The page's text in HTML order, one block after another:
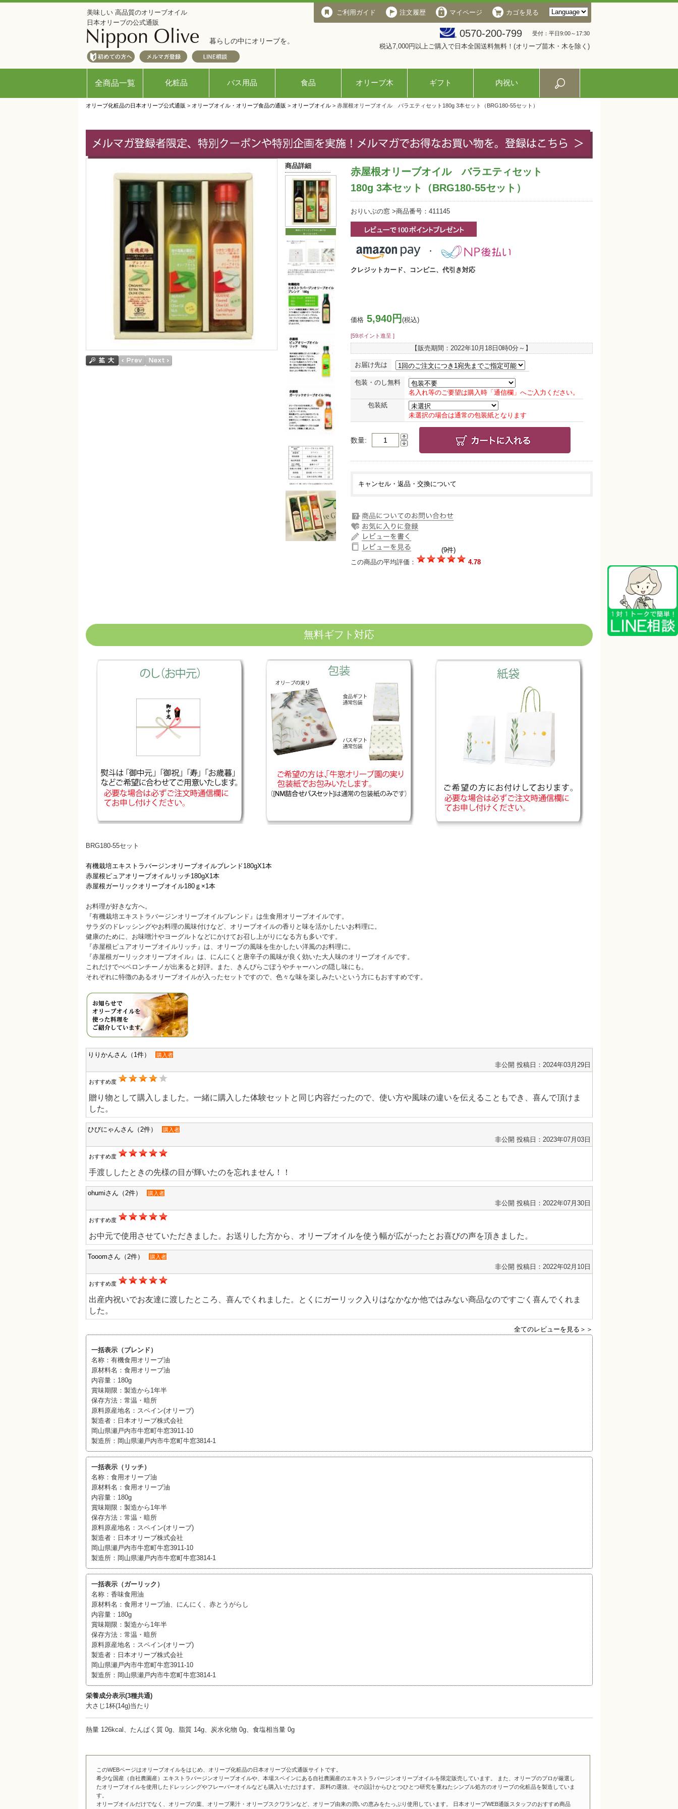
美味しい 高品質のオリーブオイル
日本オリーブの公式通販
暮らしの中にオリーブを。
ご利用ガイド 注文履歴 マイページ カゴを見る
0570-200-799 受付：平日9:00～17:30
税込7,000円以上ご購入で日本全国送料無料！(オリーブ苗木・木を除く)
全商品一覧 化粧品 バス用品 食品 オリーブ木 ギフト 内祝い
オリーブ化粧品の日本オリーブ公式通販 > オリーブオイル・オリーブ食品の通販 > オリーブオイル> 赤屋根オリーブオイル バラエティセット180g 3本セット（BRG180-55セット）
赤屋根オリーブオイル バラエティセット
180g 3本セット（BRG180-55セット）
おりいぶの窓 >商品番号：411145
クレジットカード、コンビニ、代引き対応
価格 5,940円 (税込)
[59ポイント進呈 ]
【販売期間： 2022年10月18日0時0分 ～】
お届け先は
包装・のし無料
名入れ等のご要望は購入時「通信欄」へご入力ください。
包装紙
未選択の場合は通常の包装紙となります
数量
キャンセル・返品・交換について
(9件)
この商品の平均評価：
4.78
商品詳細
無料ギフト対応
BRG180-55セット
有機栽培エキストラバージンオリーブオイルブレンド180gX1本
赤屋根ピュアオリーブオイルリッチ180gX1本
赤屋根ガーリックオリーブオイル180ｇ×1本
お料理が好きな方へ。
『有機栽培エキストラバージンオリーブオイルブレンド』は生食用オリーブオイルです。
サラダのドレッシングやお料理の風味付けなど、オリーブオイルの香りと味を活かしたいお料理に。
健康のために、お味噌汁やヨーグルトなどにかけてお召し上がりになる方も多いです。
『赤屋根ピュアオリーブオイルリッチ』は、オリーブの風味を生かしたい洋風のお料理に。
『赤屋根ガーリックオリーブオイル』は、にんにくと唐辛子の風味が良く効いた大人味のオリーブオイルです。
これだけでぺペロンチーノが出来ると好評。また、きんぴらごぼうやチャーハンの隠し味にも。
それぞれに特徴のあるオリーブオイルが入ったセットですので、色々な味を楽しみたいという方にもおすすめです。
りりかんさん（1件） 購入者
非公開 投稿日：2024年03月29日
おすすめ度
贈り物として購入しました。一緒に購入した体験セットと同じ内容だったので、使い方や風味の違いを伝えることもでき、喜んで頂けま
した。
ひびにゃんさん（2件） 購入者
非公開 投稿日：2023年07月03日
おすすめ度
手渡ししたときの先様の目が輝いたのを忘れません！！
ohumiさん（2件） 購入者
非公開 投稿日：2022年07月30日
おすすめ度
お中元で使用させていただきました。お送りした方から、オリーブオイルを使う幅が広がったとお喜びの声を頂きました。
Tooomさん（2件） 購入者
非公開 投稿日：2022年02月10日
おすすめ度
出産内祝いでお友達に渡したところ、喜んでくれました。とくにガーリック入りはなかなか他ではみない商品なのですごく喜んでくれま
した。
全てのレビューを見る＞＞
一括表示（ブレンド）
名称：有機食用オリーブ油
原材料名：食用オリーブ油
内容量：180g
賞味期限：製造から1年半
保存方法：常温・暗所
原料原産地名：スペイン(オリーブ)
製造者：日本オリーブ株式会社
岡山県瀬戸内市牛窓町牛窓3911-10
製造所：岡山県瀬戸内市牛窓町牛窓3814-1
一括表示（リッチ）
名称：食用オリーブ油
原材料名：食用オリーブ油
内容量：180g
賞味期限：製造から1年半
保存方法：常温・暗所
原料原産地名：スペイン(オリーブ)
製造者：日本オリーブ株式会社
岡山県瀬戸内市牛窓町牛窓3911-10
製造所：岡山県瀬戸内市牛窓町牛窓3814-1
一括表示（ガーリック）
名称：香味食用油
原材料名：食用オリーブ油、にんにく、赤とうがらし
内容量：180g
賞味期限：製造から1年半
保存方法：常温・暗所
原料原産地名：スペイン(オリーブ)
製造者：日本オリーブ株式会社
岡山県瀬戸内市牛窓町牛窓3911-10
製造所：岡山県瀬戸内市牛窓町牛窓3814-1
栄養成分表示(3種共通)
大さじ1杯(14g)当たり
熱量 126kcal、たんぱく質 0g、脂質 14g、炭水化物 0g、食塩相当量 0g
このWEBページはオリーブオイルをはじめ、オリーブ化粧品の日本オリーブ公式通販サイトです。
希少な国産（自社農園産）エキストラバージンオリーブオイルや、本場スペインにある自社農園産のエキストラバージンオリーブオイルを限定販売しています。 また、オリーブのプロが厳選し
たオリーブオイルを使用したドレッシングやフレーバーオイルなども購入いただけます。 原料の選抜、その設計からひとつひとつ研究を重ねたシンプル処方のオリーブの化粧品を製造していま
す。
オリーブオイルだけでなく、オリーブの葉、オリーブ果汁・オリーブスクワランなど、オリーブ由来の潤いの恵みをたっぷり使用しています。 日本オリーブWEB通販スタッフのおすすめ商品